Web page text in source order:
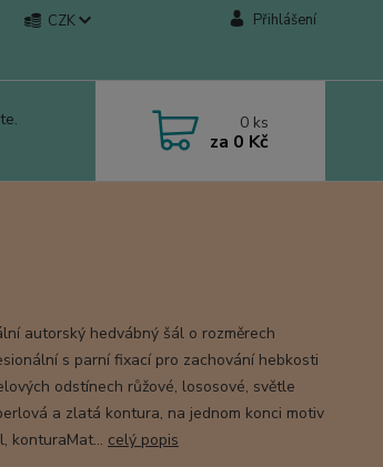
CZK Přihlášení
0 ks
za 0 Kč
autorský hedvábný šál o rozměrech
s parní fixací pro zachování hebkosti
odstínech růžové, lososové, světle
a zlatá kontura, na jednom konci motiv
konturaMat... celý popis